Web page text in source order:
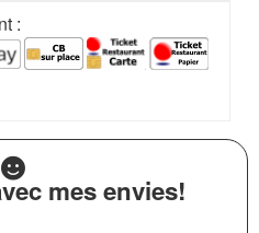
:
mes envies!